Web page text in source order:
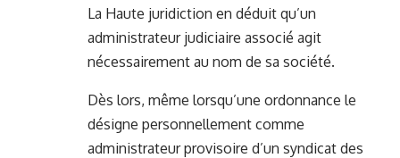
La Haute juridiction en déduit qu’un
administrateur judiciaire associé agit
nécessairement au nom de sa société.
Dès lors, même lorsqu’une ordonnance le
désigne personnellement comme
administrateur provisoire d’un syndicat des